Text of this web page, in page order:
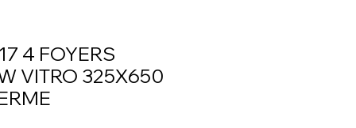
4 FOYERS
VITRO 325X650